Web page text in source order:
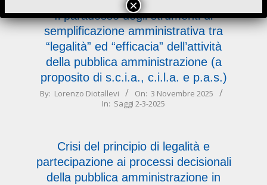
Il paradosso degli strumenti di
semplificazione amministrativa tra
“legalità” ed “efficacia” dell’attività
della pubblica amministrazione (a
proposito di s.c.i.a., c.i.l.a. e p.a.s.)
2025-
By: Lorenzo Diotallevi On: 3 Novembre 2025
In: Saggi 2-3-2025
Crisi del principio di legalità e
partecipazione ai processi decisionali
della pubblica amministrazione in